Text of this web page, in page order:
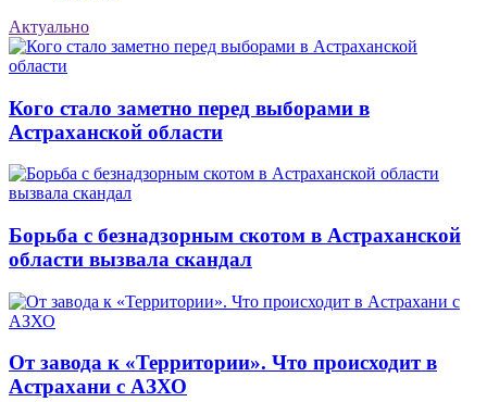
Актуально
Кого стало заметно перед выборами в
Астраханской области
Борьба с безнадзорным скотом в Астраханской
области вызвала скандал
От завода к «Территории». Что происходит в
Астрахани с АЗХО